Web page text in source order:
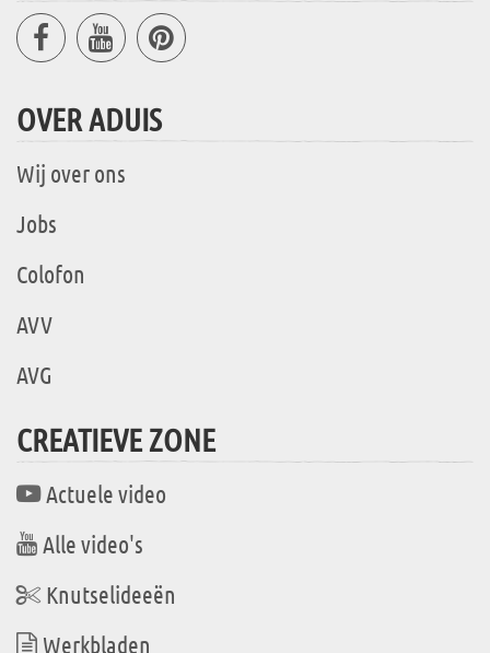
OVER ADUIS
Wij over ons
Jobs
Colofon
AVV
AVG
CREATIEVE ZONE
Actuele video
Alle video's
Knutselideeën
Werkbladen